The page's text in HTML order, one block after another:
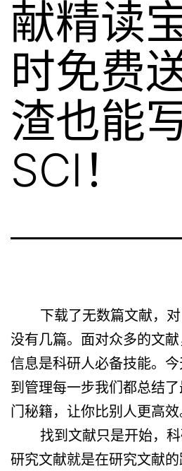
献精读
时免费
渣也能
SCI！
下载了无数篇文献，对
没有几篇。面对众多的文
信息是科研人必备技能。
到管理每一步我们都总结
门秘籍，让你比别人更高效
找到文献只是开始，科
研究文献就是在研究文献